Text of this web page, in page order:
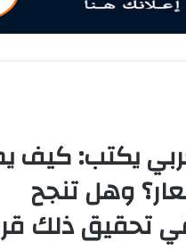
يكتب: كيف
وهل تنجح
تحقيق ذلك